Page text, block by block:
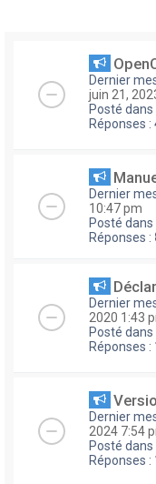
Dernier
juin 21,
Posté dans
Réponses :
Dernier
10:47 pm
Posté dans
Réponses :
Dernier
2020 1:43
Posté dans
Réponses :
Dernier
2024 7:54
Posté dans
Réponses :